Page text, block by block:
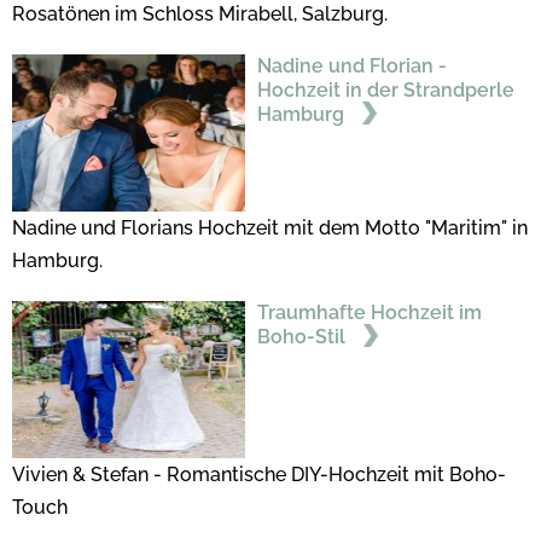
Rosatönen im Schloss Mirabell, Salzburg.
Nadine und Florian -
Hochzeit in der Strandperle
Hamburg
Nadine und Florians Hochzeit mit dem Motto "Maritim" in
Hamburg.
Traumhafte Hochzeit im
Boho-Stil
Vivien & Stefan - Romantische DIY-Hochzeit mit Boho-
Touch